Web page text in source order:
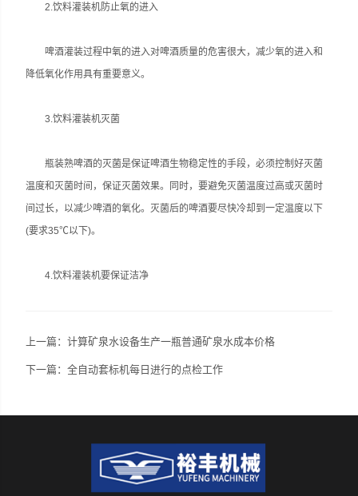
2.饮料灌装机防止氧的进入
啤酒灌装过程中氧的进入对啤酒质量的危害很大，减少氧的进入和
降低氧化作用具有重要意义。
3.饮料灌装机灭菌
瓶装熟啤酒的灭菌是保证啤酒生物稳定性的手段，必须控制好灭菌
温度和灭菌时间，保证灭菌效果。同时，要避免灭菌温度过高或灭菌时
间过长，以减少啤酒的氧化。灭菌后的啤酒要尽快冷却到一定温度以下
(要求35℃以下)。
4.饮料灌装机要保证洁净
上一篇：计算矿泉水设备生产一瓶普通矿泉水成本价格
下一篇：全自动套标机每日进行的点检工作